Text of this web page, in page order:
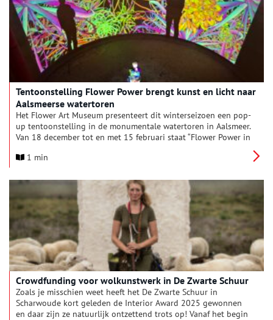
Tentoonstelling Flower Power brengt kunst en licht naar
Aalsmeerse watertoren
Het Flower Art Museum presenteert dit winterseizoen een pop-
up tentoonstelling in de monumentale watertoren in Aalsmeer.
Van 18 december tot en met 15 februari staat “Flower Power in
een unieke plek waar de hoogte, akoestiek en karakteristieke
1 min
Crowdfunding voor wolkunstwerk in De Zwarte Schuur
Zoals je misschien weet heeft het De Zwarte Schuur in
Scharwoude kort geleden de Interior Award 2025 gewonnen
en daar zijn ze natuurlijk ontzettend trots op! Vanaf het begin